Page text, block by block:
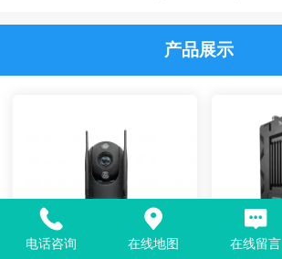
产品展示
电话咨询 在线地图 在线留言